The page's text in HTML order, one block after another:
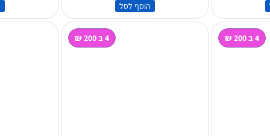
הוסף לסל
4 ב 200 ₪ 4 ב 200 ₪